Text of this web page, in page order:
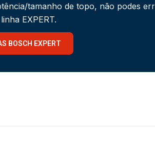
tamanho de topo, não podes
EXPERT.
BOSCH EXPERT